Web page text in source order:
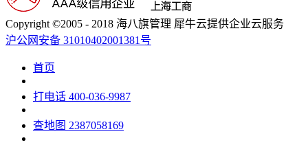
Copyright ©2005 - 2018 海八旗管理 犀牛云提供企业云服务
沪公网安备 31010402001381号
首页
打电话 400-036-9987
查地图 2387058169